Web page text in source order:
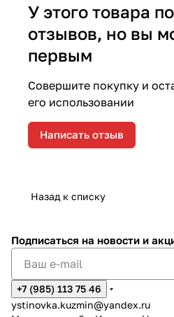
У этого товара
отзывов, но вы
первым
Совершите покупку и
его использовании
Написать отзыв
Назад к списку
Подписаться на новости и
+7 (985) 113 75 46
ystinovka.kuzmin@yandex.ru